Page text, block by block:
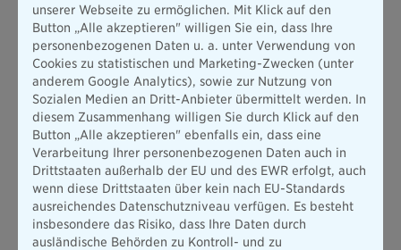
unserer Webseite zu ermöglichen. Mit Klick auf den
Button „Alle akzeptieren" willigen Sie ein, dass Ihre
personenbezogenen Daten u. a. unter Verwendung von
Cookies zu statistischen und Marketing-Zwecken (unter
anderem Google Analytics), sowie zur Nutzung von
Sozialen Medien an Dritt-Anbieter übermittelt werden. In
diesem Zusammenhang willigen Sie durch Klick auf den
Button „Alle akzeptieren" ebenfalls ein, dass eine
Verarbeitung Ihrer personenbezogenen Daten auch in
Drittstaaten außerhalb der EU und des EWR erfolgt, auch
wenn diese Drittstaaten über kein nach EU-Standards
ausreichendes Datenschutzniveau verfügen. Es besteht
insbesondere das Risiko, dass Ihre Daten durch
ausländische Behörden zu Kontroll- und zu